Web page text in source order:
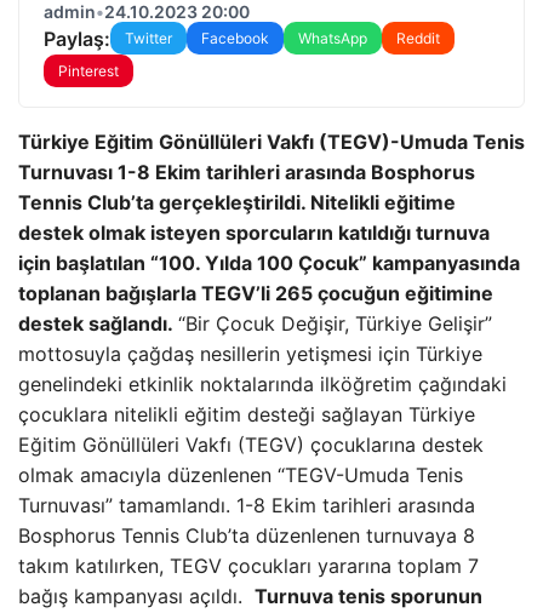
admin•24.10.2023 20:00
Paylaş: Twitter Facebook WhatsApp
Reddit
Pinterest
Türkiye Eğitim Gönüllüleri Vakfı (TEGV)-Umuda Tenis
Turnuvası 1-8 Ekim tarihleri arasında Bosphorus
Tennis Club’ta gerçekleştirildi. Nitelikli eğitime
destek olmak isteyen sporcuların katıldığı turnuva
için başlatılan “100. Yılda 100 Çocuk” kampanyasında
toplanan bağışlarla TEGV’li 265 çocuğun eğitimine
destek sağlandı. “Bir Çocuk Değişir, Türkiye Gelişir”
mottosuyla çağdaş nesillerin yetişmesi için Türkiye
genelindeki etkinlik noktalarında ilköğretim çağındaki
çocuklara nitelikli eğitim desteği sağlayan Türkiye
Eğitim Gönüllüleri Vakfı (TEGV) çocuklarına destek
olmak amacıyla düzenlenen “TEGV-Umuda Tenis
Turnuvası” tamamlandı. 1-8 Ekim tarihleri arasında
Bosphorus Tennis Club’ta düzenlenen turnuvaya 8
takım katılırken, TEGV çocukları yararına toplam 7
bağış kampanyası açıldı. Turnuva tenis sporunun